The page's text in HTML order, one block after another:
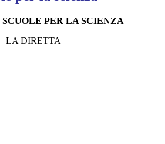
SCUOLE PER LA SCIENZA
LA DIRETTA